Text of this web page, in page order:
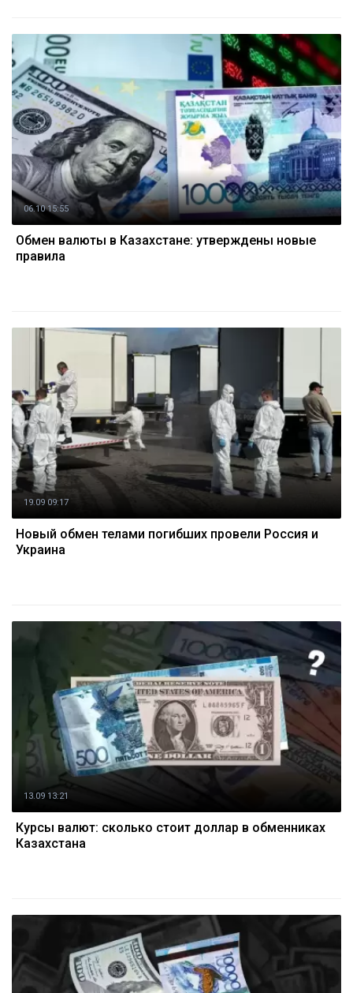
06.10 15:55
Обмен валюты в Казахстане: утверждены новые
правила
19.09 09:17
Новый обмен телами погибших провели Россия и
Украина
13.09 13:21
Курсы валют: сколько стоит доллар в обменниках
Казахстана